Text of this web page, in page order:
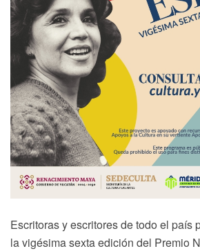
Escritoras y escritores de todo el país
la vigésima sexta edición del Premio